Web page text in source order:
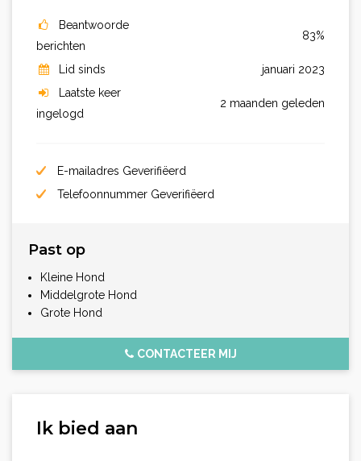
Beantwoorde
berichten
83%
Lid sinds
januari 2023
Laatste keer
ingelogd
2 maanden geleden
E-mailadres Geverifiëerd
Telefoonnummer Geverifiëerd
Past op
Kleine Hond
Middelgrote Hond
Grote Hond
CONTACTEER MIJ
Ik bied aan